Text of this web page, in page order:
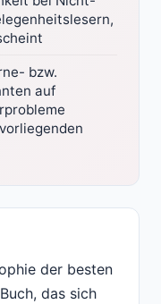
bzw.
auf
der besten
das sich